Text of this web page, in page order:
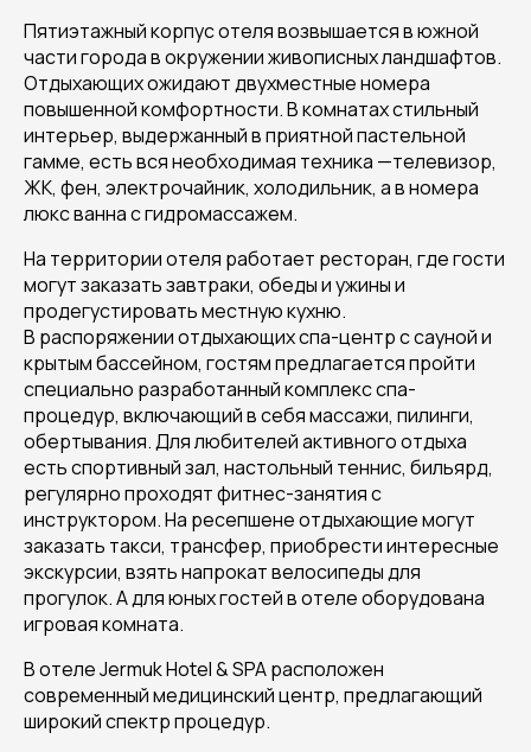
Пятиэтажный корпус отеля возвышается в южной
части города в окружении живописных ландшафтов.
Отдыхающих ожидают двухместные номера
повышенной комфортности. В комнатах стильный
интерьер, выдержанный в приятной пастельной
гамме, есть вся необходимая техника —телевизор,
ЖК, фен, электрочайник, холодильник, а в номера
люкс ванна с гидромассажем.
На территории отеля работает ресторан, где гости
могут заказать завтраки, обеды и ужины и
продегустировать местную кухню.
В распоряжении отдыхающих спа-центр с сауной и
крытым бассейном, гостям предлагается пройти
специально разработанный комплекс спа-
процедур, включающий в себя массажи, пилинги,
обертывания. Для любителей активного отдыха
есть спортивный зал, настольный теннис, бильярд,
регулярно проходят фитнес-занятия с
инструктором. На ресепшене отдыхающие могут
заказать такси, трансфер, приобрести интересные
экскурсии, взять напрокат велосипеды для
прогулок. А для юных гостей в отеле оборудована
игровая комната.
В отеле Jermuk Hotel & SPA расположен
современный медицинский центр, предлагающий
широкий спектр процедур.